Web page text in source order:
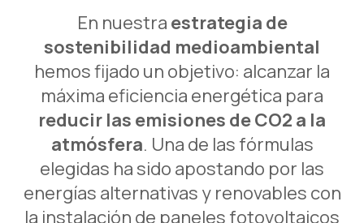
En nuestra estrategia de
sostenibilidad medioambiental
hemos fijado un objetivo: alcanzar la
máxima eficiencia energética para
reducir las emisiones de CO2 a la
atmósfera. Una de las fórmulas
elegidas ha sido apostando por las
energías alternativas y renovables con
la instalación de paneles fotovoltaicos